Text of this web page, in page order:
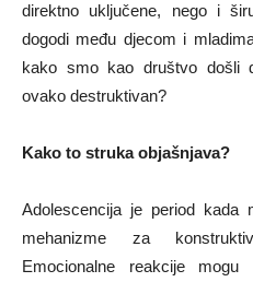
direktno uključene, nego i
dogodi među djecom i
kako smo kao društvo došli
ovako destruktivan?
Kako to struka objašnjava?
Adolescencija je period kada
mehanizme za
Emocionalne reakcije